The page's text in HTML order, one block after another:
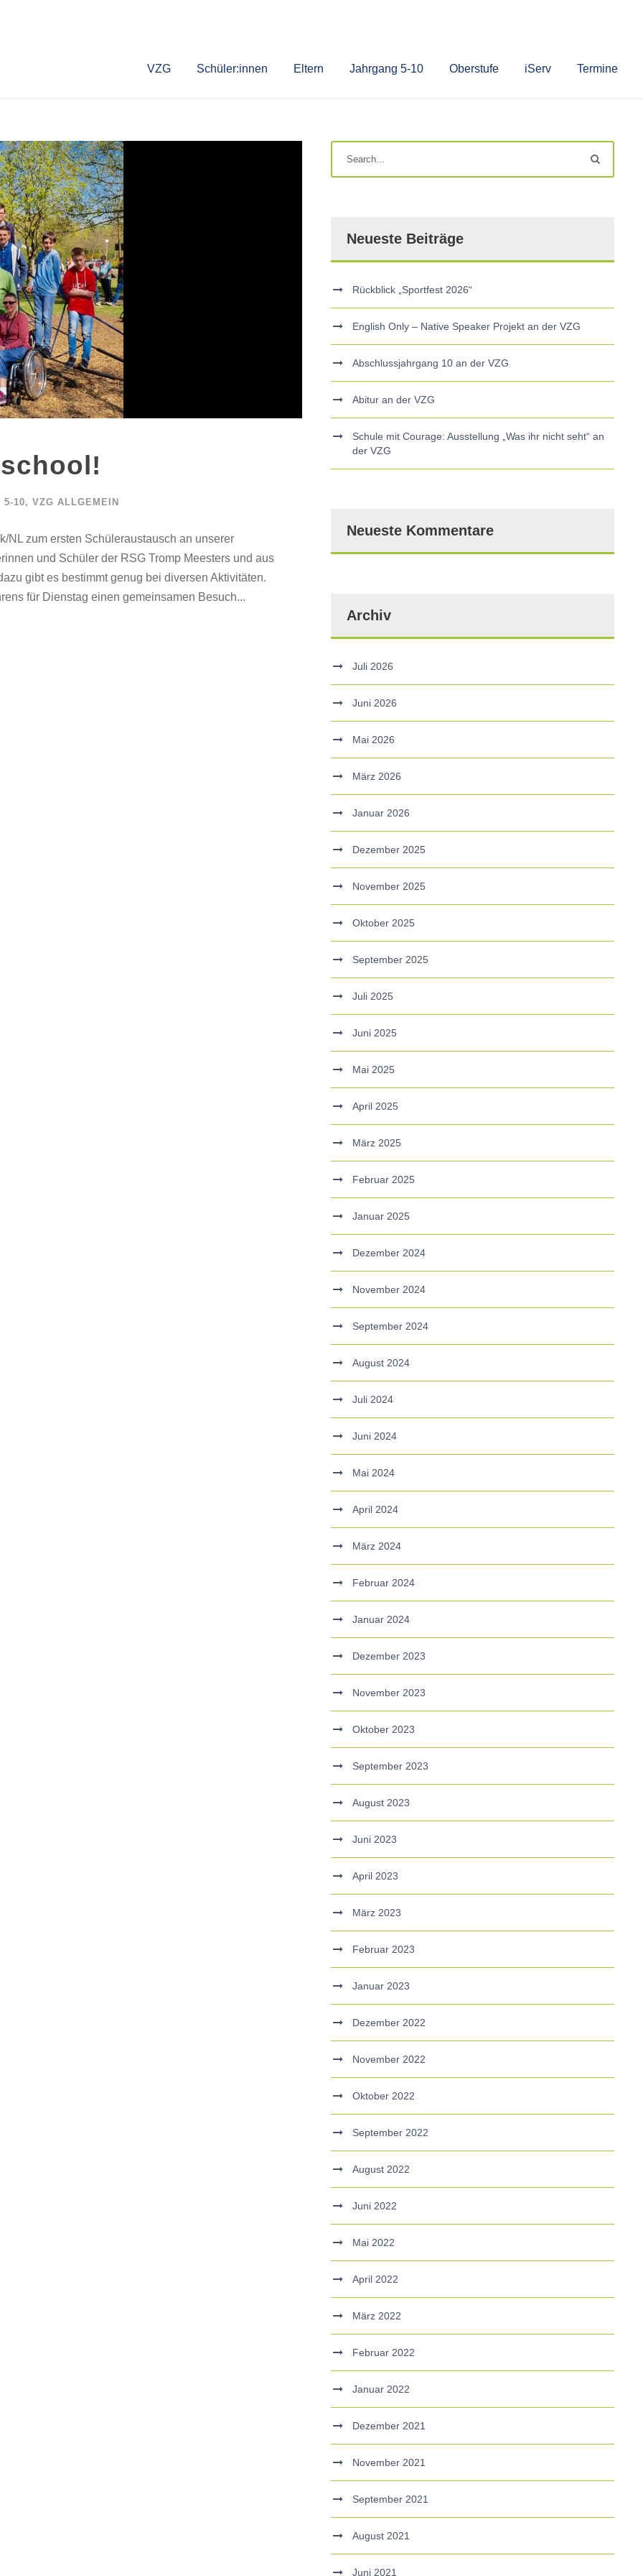
VZG Schüler:innen Eltern Jahrgang 5-10 Oberstufe iServ Termine
5-10, VZG ALLGEMEIN
zum ersten Schüleraustausch an unserer
und Schüler der RSG Tromp Meesters und aus
gibt es bestimmt genug bei diversen Aktivitäten.
für Dienstag einen gemeinsamen Besuch...
Neueste Beiträge
Rückblick „Sportfest 2026“
English Only – Native Speaker Projekt an der VZG
Abschlussjahrgang 10 an der VZG
Abitur an der VZG
Schule mit Courage: Ausstellung „Was ihr nicht seht“ an
der VZG
Neueste Kommentare
Archiv
Juli 2026
Juni 2026
Mai 2026
März 2026
Januar 2026
Dezember 2025
November 2025
Oktober 2025
September 2025
Juli 2025
Juni 2025
Mai 2025
April 2025
März 2025
Februar 2025
Januar 2025
Dezember 2024
November 2024
September 2024
August 2024
Juli 2024
Juni 2024
Mai 2024
April 2024
März 2024
Februar 2024
Januar 2024
Dezember 2023
November 2023
Oktober 2023
September 2023
August 2023
Juni 2023
April 2023
März 2023
Februar 2023
Januar 2023
Dezember 2022
November 2022
Oktober 2022
September 2022
August 2022
Juni 2022
Mai 2022
April 2022
März 2022
Februar 2022
Januar 2022
Dezember 2021
November 2021
September 2021
August 2021
Juni 2021